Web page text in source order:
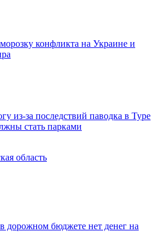
конфликта на Украине и
из-за последствий паводка в Туре
стать парками
область
дорожном бюджете нет денег на